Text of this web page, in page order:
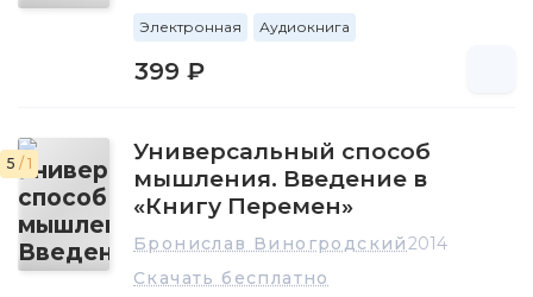
Электронная Аудиокнига
399 ₽
5 / 1
Универсальный способ
мышления. Введение в
«Книгу Перемен»
Бронислав Виногродский2014
Скачать бесплатно